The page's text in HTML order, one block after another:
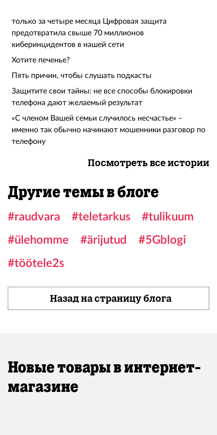
только за четыре месяца Цифровая защита
предотвратила свыше 70 миллионов
киберинцидентов в нашей сети
Хотите печенье?
Пять причин, чтобы слушать подкасты
Защитите свои тайны: не все способы блокировки
телефона дают желаемый результат
«С членом Вашей семьи случилось несчастье» –
именно так обычно начинают мошенники разговор по
телефону
Посмотреть все истории
Другие темы в блоге
#raudvara #teletarkus
#tulikuum
#ülehomme
#ärijutud
#5Gblogi
#töötele2s
Назад на страницу блога
Новые товары в интернет-
магазине